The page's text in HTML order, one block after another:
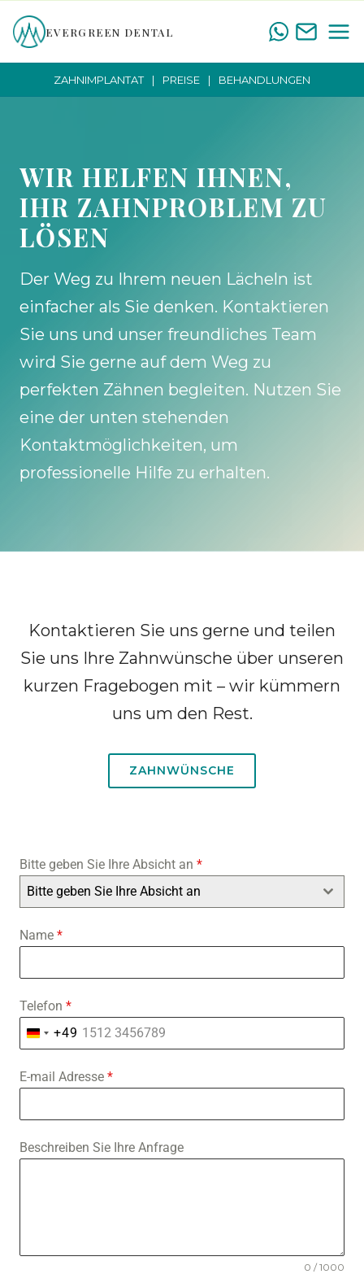
Zum
Inhalt
springen
EVERGREEN DENTAL
ZAHNIMPLANTAT PREISE BEHANDLUNGEN
WIR HELFEN IHNEN,
IHR ZAHNPROBLEM ZU
LÖSEN
Der Weg zu Ihrem neuen Lächeln ist
einfacher als Sie denken. Kontaktieren
Sie uns und unser freundliches Team
wird Sie gerne auf dem Weg zu
perfekten Zähnen begleiten. Nutzen Sie
eine der unten stehenden
Kontaktmöglichkeiten, um
professionelle Hilfe zu erhalten.
Kontaktieren Sie uns gerne und teilen
Sie uns Ihre Zahnwünsche über unseren
kurzen Fragebogen mit – wir kümmern
uns um den Rest.
ZAHNWÜNSCHE
Bitte geben Sie Ihre Absicht an *
Bitte geben Sie Ihre Absicht an
Name *
Telefon *
G
E
M
A
+49
E-mail Adresse *
Beschreiben Sie Ihre Anfrage
0 / 1000